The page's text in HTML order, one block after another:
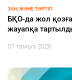
ҚАЛАЛЫҚТАР ҚАПЕРІНЕ
Қаладағы